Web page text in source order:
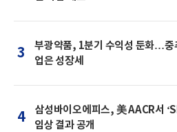
3
부광약품, 1분기 수익성 둔화…중
업은 성장세
4
삼성바이오에피스, 美 AACR서
임상 결과 공개